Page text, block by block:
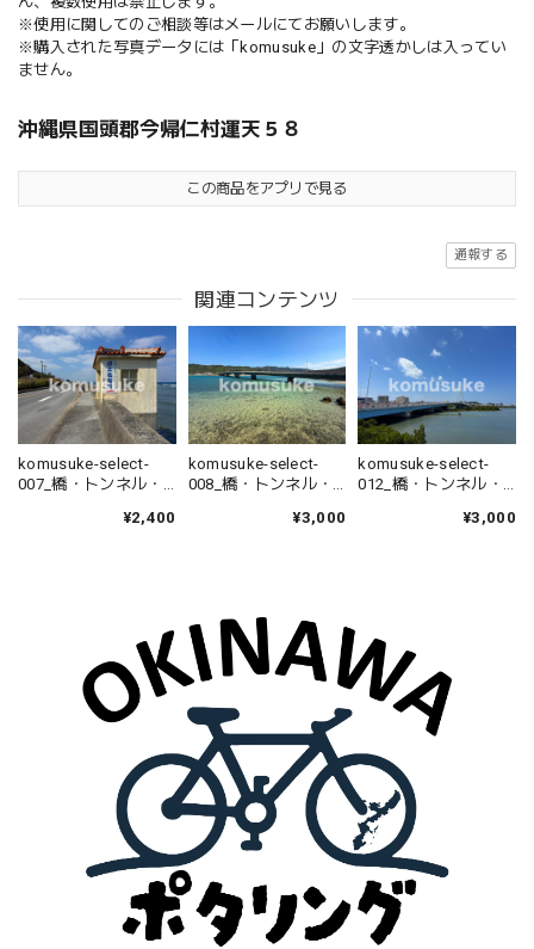
※使用に関してのご相談等はメールにてお願いします。
※購入された写真データには「komusuke」の文字透かしは入ってい
ません。
沖縄県国頭郡今帰仁村運天５８
この商品をアプリで見る
通報する
関連コンテンツ
komusuke-select-
007_橋・トンネル・
¥2,400
komusuke-select-
008_橋・トンネル・
¥3,000
komusuke-select-
012_橋・トンネル・
¥3,000